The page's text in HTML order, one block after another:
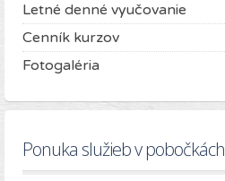
Letné denné vyučovanie
Cenník kurzov
Fotogaléria
Ponuka služieb v pobočkách